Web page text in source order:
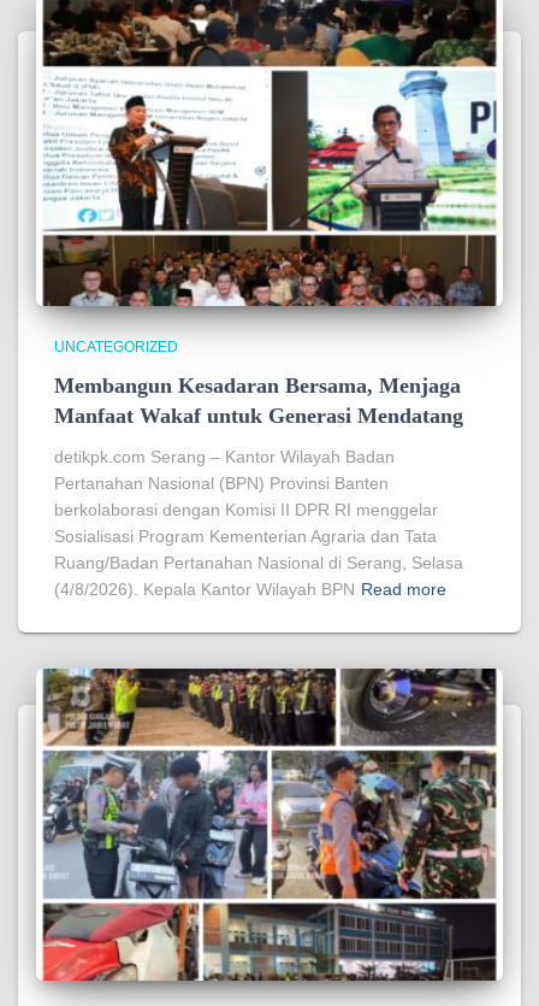
UNCATEGORIZED
Membangun Kesadaran Bersama, Menjaga
Manfaat Wakaf untuk Generasi Mendatang
detikpk.com Serang – Kantor Wilayah Badan
Pertanahan Nasional (BPN) Provinsi Banten
berkolaborasi dengan Komisi II DPR RI menggelar
Sosialisasi Program Kementerian Agraria dan Tata
Ruang/Badan Pertanahan Nasional di Serang, Selasa
(4/8/2026). Kepala Kantor Wilayah BPN Read more